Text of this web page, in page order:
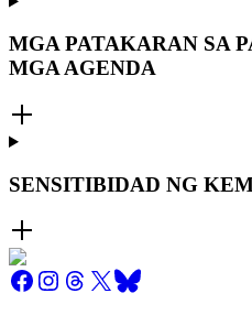
MGA PATAKARAN SA
MGA AGENDA
SENSITIBIDAD NG